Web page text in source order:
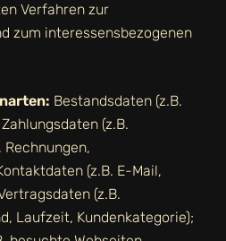
Verfahren zur
zum interessensbezogenen
Bestandsdaten (z.B.
(z.B.
(z.B. E-Mail,
(z.B.
Laufzeit, Kundenkategorie);